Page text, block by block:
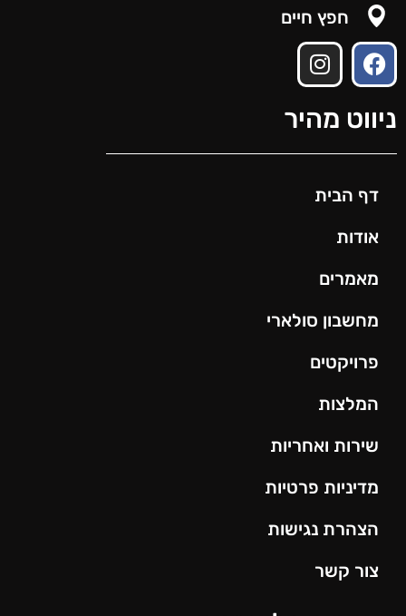
חפץ חיים
ניווט מהיר
דף הבית
אודות
מאמרים
מחשבון סולארי
פרויקטים
המלצות
שירות ואחריות
מדיניות פרטיות
הצהרת נגישות
צור קשר